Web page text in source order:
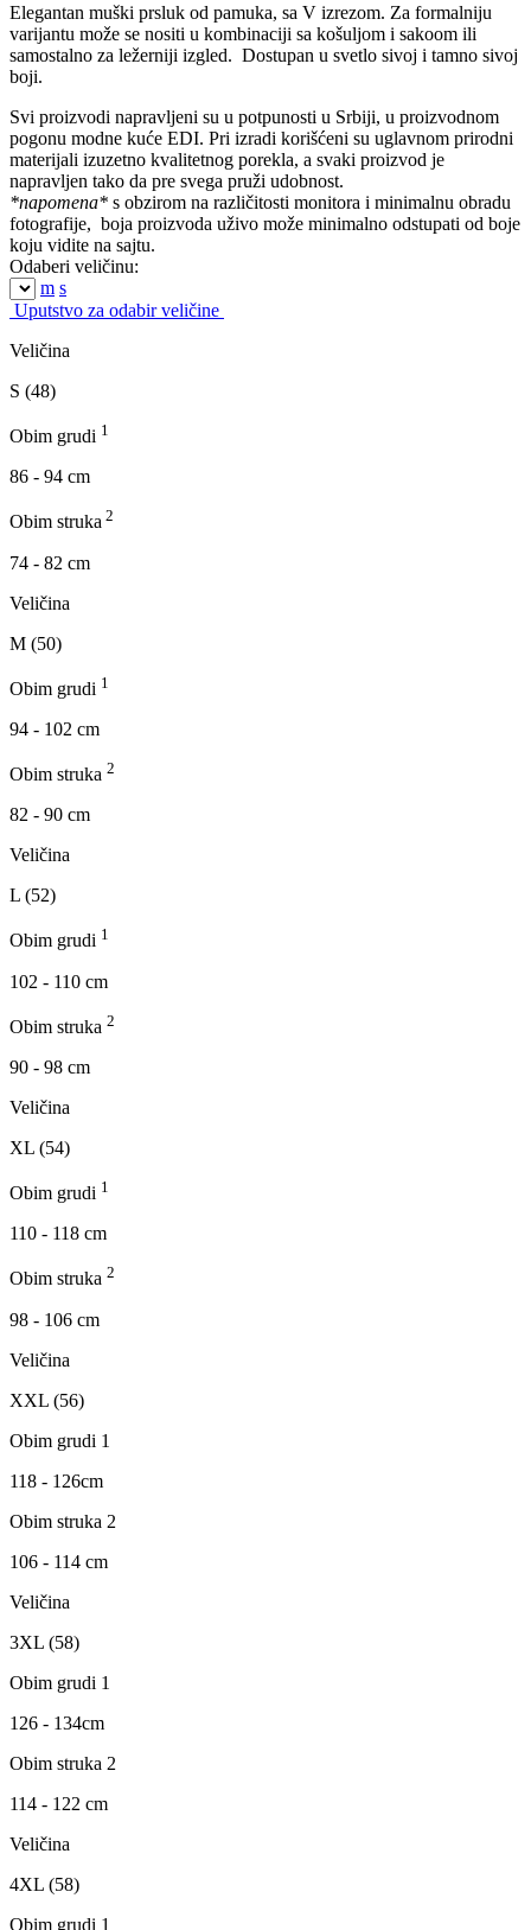
Elegantan muški prsluk od pamuka, sa V izrezom. Za formalniju
varijantu može se nositi u kombinaciji sa košuljom i sakoom ili
samostalno za ležerniji izgled. Dostupan u svetlo sivoj i tamno sivoj
boji.
Svi proizvodi napravljeni su u potpunosti u Srbiji, u proizvodnom
pogonu modne kuće EDI. Pri izradi korišćeni su uglavnom prirodni
materijali izuzetno kvalitetnog porekla, a svaki proizvod je
napravljen tako da pre svega pruži udobnost.
*napomena* s obzirom na različitosti monitora i minimalnu obradu
fotografije, boja proizvoda uživo može minimalno odstupati od boje
koju vidite na sajtu.
Odaberi veličinu:
m s
Uputstvo za odabir veličine
Veličina
S (48)
Obim grudi 1
86 - 94 cm
Obim struka 2
74 - 82 cm
Veličina
M (50)
Obim grudi 1
94 - 102 cm
Obim struka 2
82 - 90 cm
Veličina
L (52)
Obim grudi 1
102 - 110 cm
Obim struka 2
90 - 98 cm
Veličina
XL (54)
Obim grudi 1
110 - 118 cm
Obim struka 2
98 - 106 cm
Veličina
XXL (56)
Obim grudi 1
118 - 126cm
Obim struka 2
106 - 114 cm
Veličina
3XL (58)
Obim grudi 1
126 - 134cm
Obim struka 2
114 - 122 cm
Veličina
4XL (58)
Obim grudi 1